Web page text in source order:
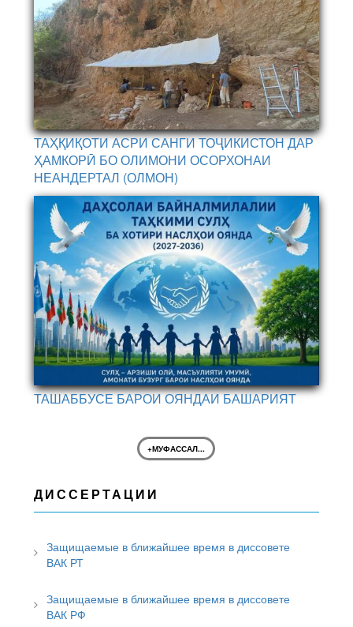
ТАҲҚИҚОТИ АСРИ САНГИ ТОҶИКИСТОН ДАР
ҲАМКОРӢ БО ОЛИМОНИ ОСОРХОНАИ
НЕАНДЕРТАЛ (ОЛМОН)
ТАШАББУСЕ БАРОИ ОЯНДАИ БАШАРИЯТ
+МУФАССАЛ...
ДИССЕРТАЦИИ
Защищаемые в ближайшее время в диссовете
ВАК РТ
Защищаемые в ближайшее время в диссовете
ВАК РФ